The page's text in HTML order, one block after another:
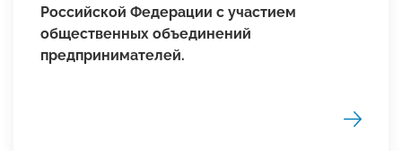
Российской Федерации с участием
общественных объединений
предпринимателей.